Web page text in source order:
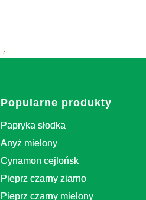
Popularne produkty
Papryka słodka
Anyż mielony
Cynamon cejlońsk
Pieprz czarny ziarno
Pieprz czarny mielony